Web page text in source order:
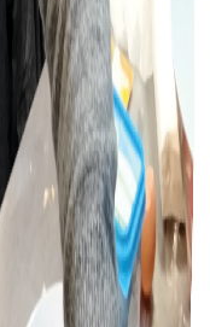
het officiële examen.
de juiste plek begint.
hoe je groeit.